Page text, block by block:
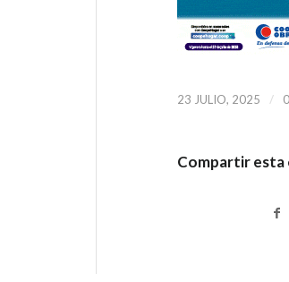
23 JULIO, 2025 /
Compartir esta